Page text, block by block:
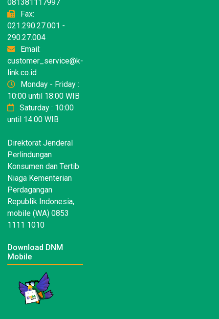
081381117997
Fax:
021.290.27.001 -
290.27.004
Email:
customer_service@k-
link.co.id
Monday - Friday :
10:00 until 18:00 WIB
Saturday : 10:00
until 14:00 WIB
Direktorat Jenderal
Perlindungan
Konsumen dan Tertib
Niaga Kementerian
Perdagangan
Republik Indonesia,
mobile (WA) 0853
1111 1010
Download DNM
Mobile